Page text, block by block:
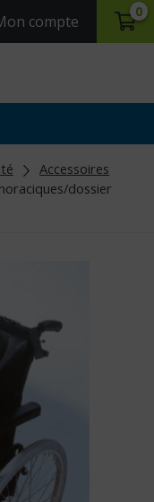
compte
0
Accessoires
dossier